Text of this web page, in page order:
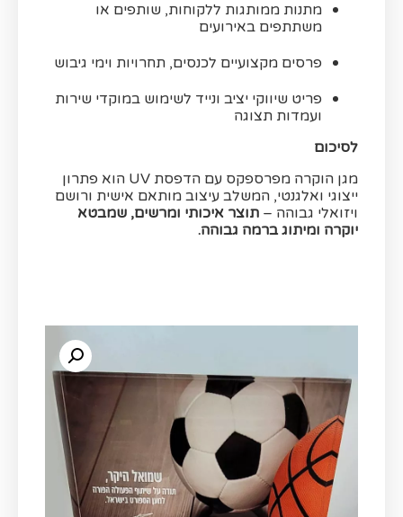
מתנות ממותגות ללקוחות, שותפים או
משתתפים באירועים
פרסים מקצועיים לכנסים, תחרויות וימי גיבוש
פריט שיווקי יציב ונייד לשימוש במוקדי שירות
ועמדות תצוגה
לסיכום
מגן הוקרה מפרספקס עם הדפסת UV הוא פתרון
ייצוגי ואלגנטי, המשלב עיצוב מותאם אישית ורושם
ויזואלי גבוהה – תוצר איכותי ומרשים, שמבטא
יוקרה ומיתוג ברמה גבוהה.